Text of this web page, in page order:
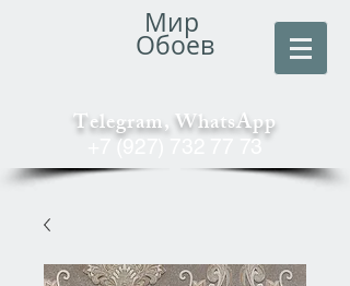
Мир
Обоев
Telegram, WhatsApp
+7 (927) 732 77 73